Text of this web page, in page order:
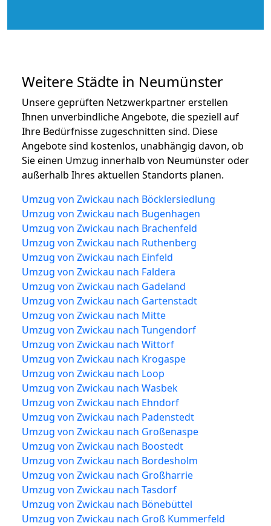
Weitere Städte in Neumünster
Unsere geprüften Netzwerkpartner erstellen
Ihnen unverbindliche Angebote, die speziell auf
Ihre Bedürfnisse zugeschnitten sind. Diese
Angebote sind kostenlos, unabhängig davon, ob
Sie einen Umzug innerhalb von Neumünster oder
außerhalb Ihres aktuellen Standorts planen.
Umzug von Zwickau nach Böcklersiedlung
Umzug von Zwickau nach Bugenhagen
Umzug von Zwickau nach Brachenfeld
Umzug von Zwickau nach Ruthenberg
Umzug von Zwickau nach Einfeld
Umzug von Zwickau nach Faldera
Umzug von Zwickau nach Gadeland
Umzug von Zwickau nach Gartenstadt
Umzug von Zwickau nach Mitte
Umzug von Zwickau nach Tungendorf
Umzug von Zwickau nach Wittorf
Umzug von Zwickau nach Krogaspe
Umzug von Zwickau nach Loop
Umzug von Zwickau nach Wasbek
Umzug von Zwickau nach Ehndorf
Umzug von Zwickau nach Padenstedt
Umzug von Zwickau nach Großenaspe
Umzug von Zwickau nach Boostedt
Umzug von Zwickau nach Bordesholm
Umzug von Zwickau nach Großharrie
Umzug von Zwickau nach Tasdorf
Umzug von Zwickau nach Bönebüttel
Umzug von Zwickau nach Groß Kummerfeld